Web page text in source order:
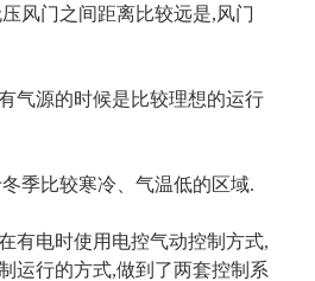
风门之间距离比较远是,风门
气源的时候是比较理想的运行
季比较寒冷、气温低的区域.
有电时使用电控气动控制方式,
运行的方式,做到了两套控制系